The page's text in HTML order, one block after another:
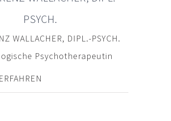
WALLACHER, DIPL.-PSYCH.
Psychotherapeutin